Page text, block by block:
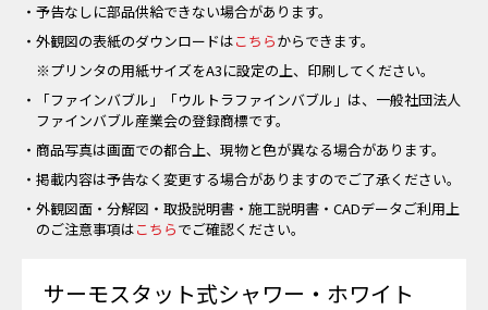
・予告なしに部品供給できない場合があります。
・外観図の表紙のダウンロードはこちらからできます。
※プリンタの用紙サイズをA3に設定の上、印刷してください。
・「ファインバブル」「ウルトラファインバブル」は、一般社団法人
ファインバブル産業会の登録商標です。
・商品写真は画面での都合上、現物と色が異なる場合があります。
・掲載内容は予告なく変更する場合がありますのでご了承ください。
・外観図面・分解図・取扱説明書・施工説明書・CADデータご利用上
のご注意事項はこちらでご確認ください。
サーモスタット式シャワー・ホワイト